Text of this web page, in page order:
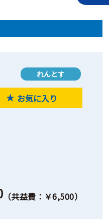
れんとす
お気に入り
（共益費：￥6,500）